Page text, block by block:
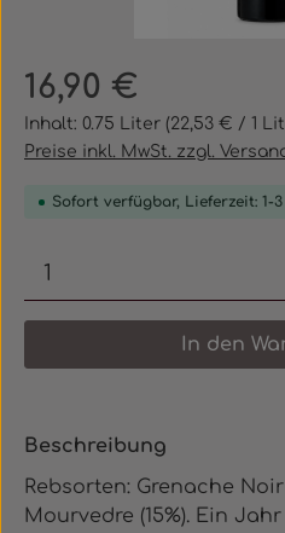
Regulärer Preis:
16,90 €
Inhalt: 0.75 Liter (22,53 € / 1
Preise inkl. MwSt. zzgl.
Sofort verfügbar, Lieferzeit: 1-3
Produkt Anzahl:
In den
Beschreibung
Rebsorten: Grenache Noir
Mourvedre (15%). Ein